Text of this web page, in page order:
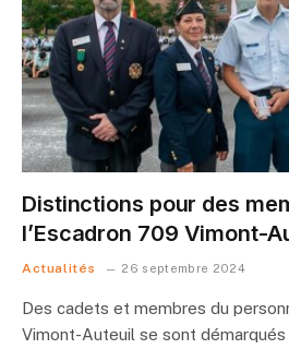
Distinctions pour des
l’Escadron 709 Vimont-
Actualités 26 septembre 2024
Des cadets et membres du
Vimont-Auteuil se sont démarqués